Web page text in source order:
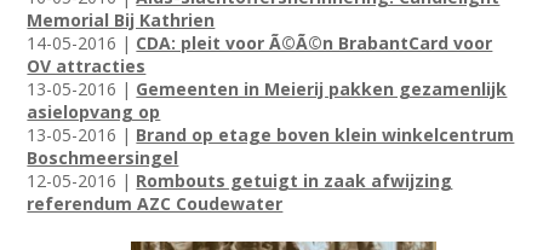
Memorial Bij Kathrien
14-05-2016 | CDA: pleit voor Ã©Ã©n BrabantCard voor
OV attracties
13-05-2016 | Gemeenten in Meierij pakken gezamenlijk
asielopvang op
13-05-2016 | Brand op etage boven klein winkelcentrum
Boschmeersingel
12-05-2016 | Rombouts getuigt in zaak afwijzing
referendum AZC Coudewater